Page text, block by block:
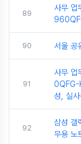
89
사무 업
90 서울 공
91
사무 업
0QFG-
성, 실사
92
삼성 갤
무용 노